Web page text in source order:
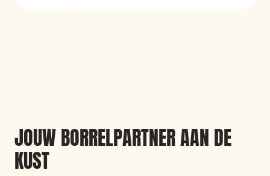
JOUW BORRELPARTNER AAN DE
KUST